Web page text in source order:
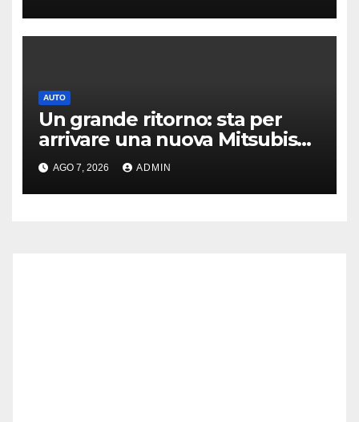
AUTO
Un grande ritorno: sta per
arrivare una nuova Mitsubishi
Pajero
AGO 7, 2026 ADMIN